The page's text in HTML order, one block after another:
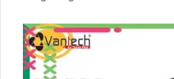
giúp đơn giản hóa việc cung
dữ liệu qua cùng một dây cáp